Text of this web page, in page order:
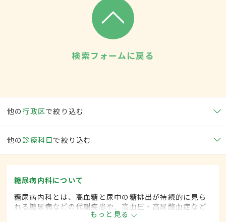
検索フォームに戻る
他の行政区で絞り込む
他の 診療科目で絞り込む
糖尿病内科について
糖尿病内科とは、高血糖と尿中の糖排出が持続的に見ら
れる糖尿病などの代謝疾患や、高血圧・高尿酸血症など
生活習慣病を専門的に取り扱う内科の一領域です。
もっと見る